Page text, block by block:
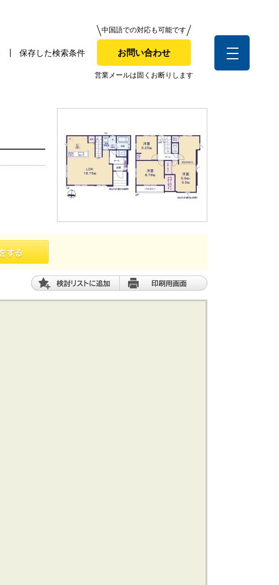
保存した検索条件
中国語での対応も可能です
お問い合わせ
営業メールは固くお断りします
中国語での対応も可能です
お問い合わせ
お客様の声